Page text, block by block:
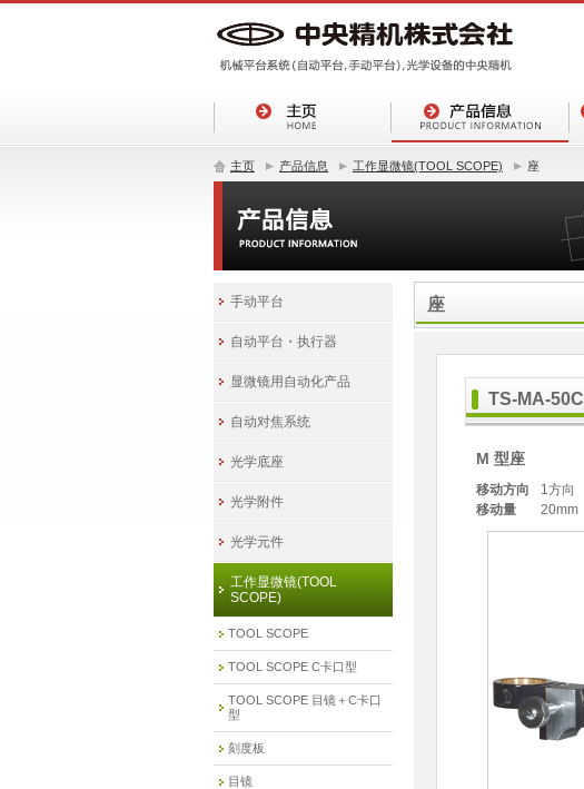
主页 产品信息 工作显微镜(TOOL SCOPE) 座
座
TS-MA-50C
M 型座
移动方向
1方向
移动量
20mm
手动平台
自动平台・执行器
显微镜用自动化产品
自动对焦系统
光学底座
光学附件
光学元件
工作显微镜(TOOL
SCOPE)
TOOL SCOPE
TOOL SCOPE C卡口型
TOOL SCOPE 目镜＋C卡口
型
刻度板
目镜